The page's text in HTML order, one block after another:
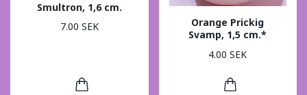
Smultron, 1,6 cm.
7.00 SEK
Orange Prickig
Svamp, 1,5 cm.*
4.00 SEK